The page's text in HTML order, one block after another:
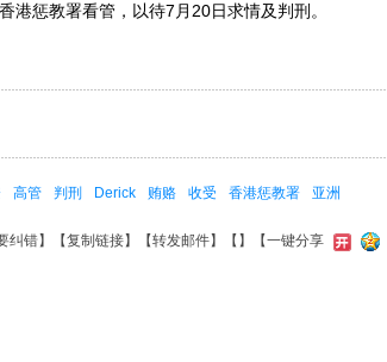
惩教署看管，以待7月20日求情及判刑。
高管 判刑 Derick 贿赂 收受 香港惩教署 亚洲
纠错】【复制链接】【转发邮件】【 】 【一键分享